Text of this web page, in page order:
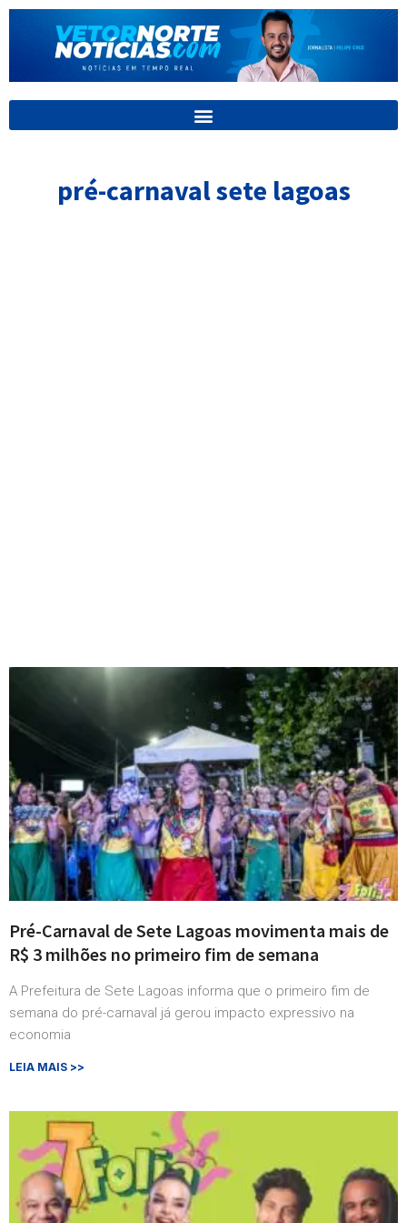
para
conteúdo
pré-carnaval sete lagoas
Pré-Carnaval de Sete Lagoas movimenta mais de
R$ 3 milhões no primeiro fim de semana
A Prefeitura de Sete Lagoas informa que o primeiro fim de
semana do pré-carnaval já gerou impacto expressivo na
economia
LEIA MAIS >>